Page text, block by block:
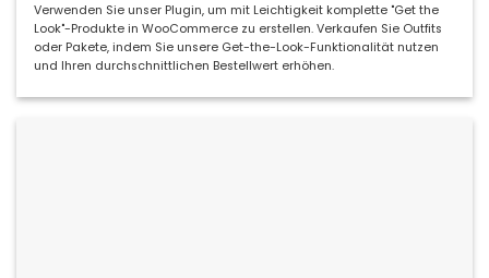
Verwenden Sie unser Plugin, um mit Leichtigkeit komplette "Get the
Look"-Produkte in WooCommerce zu erstellen. Verkaufen Sie Outfits
oder Pakete, indem Sie unsere Get-the-Look-Funktionalität nutzen
und Ihren durchschnittlichen Bestellwert erhöhen.